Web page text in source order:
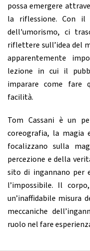
possa emergere
la riflessione. Con
dell'umorismo, ci
riflettere sull’idea del
apparentemente
lezione in cui il
imparare come fare
facilità.
Tom Cassani è un
coreografia, la magia
focalizzano sulla
percezione e della
sito di ingannano per
l’impossibile. Il
un’inaffidabile misura
meccaniche
ruolo nel fare